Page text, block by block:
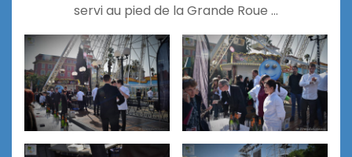
servi au pied de la Grande Roue …